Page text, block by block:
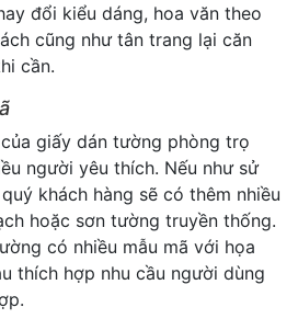
đổi kiểu dáng, hoa văn theo
cũng như tân trang lại căn
cần.
giấy dán tường phòng trọ
người yêu thích. Nếu như sử
khách hàng sẽ có thêm nhiều
hoặc sơn tường truyền thống.
có nhiều mẫu mã với họa
thích hợp nhu cầu người dùng